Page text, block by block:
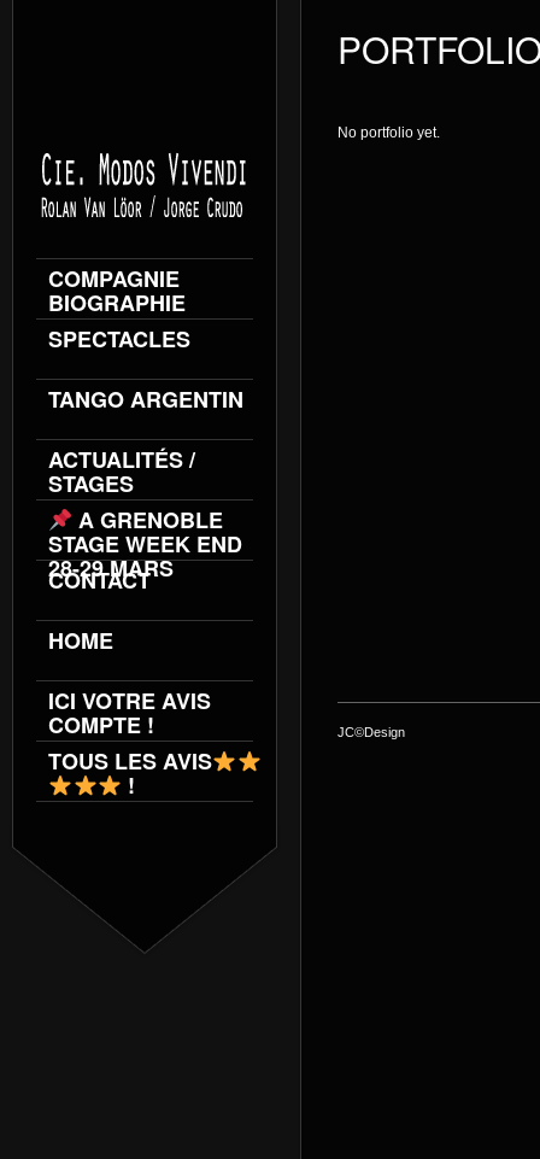
COMPAGNIE
BIOGRAPHIE
SPECTACLES
TANGO ARGENTIN
ACTUALITÉS /
STAGES
A GRENOBLE
STAGE WEEK END
28-29 MARS
CONTACT
HOME
ICI VOTRE AVIS
COMPTE !
TOUS LES AVIS
!
No portfolio yet.
JC©Design